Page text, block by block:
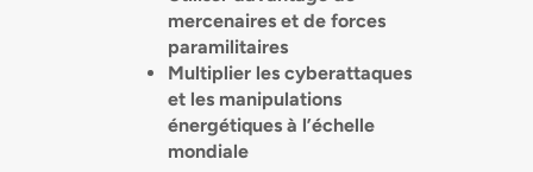
mercenaires et de forces
paramilitaires
Multiplier les cyberattaques
et les manipulations
énergétiques à l’échelle
mondiale